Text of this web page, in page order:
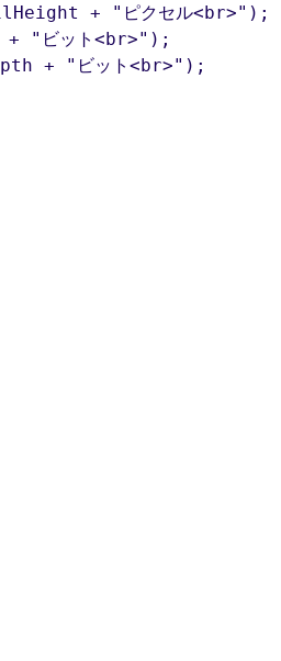
+ "ピクセル<br>");
+ "ビット<br>");
+ "ビット<br>");